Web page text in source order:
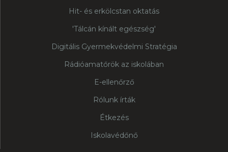
Hit- és erkölcstan oktatás
'Tálcán kínált egészség'
Digitális Gyermekvédelmi Stratégia
Rádióamatőrök az iskolában
E-ellenőrző
Rólunk írták
Étkezés
Iskolavédőnő